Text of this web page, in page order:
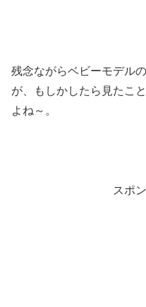
残念ながらベビーモデル
が、もしかしたら見たこ
よね～。
スポ